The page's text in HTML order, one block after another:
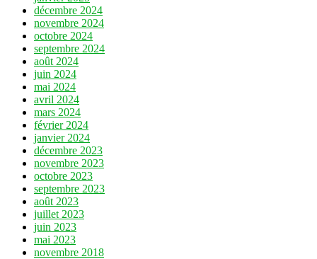
décembre 2024
novembre 2024
octobre 2024
septembre 2024
août 2024
juin 2024
mai 2024
avril 2024
mars 2024
février 2024
janvier 2024
décembre 2023
novembre 2023
octobre 2023
septembre 2023
août 2023
juillet 2023
juin 2023
mai 2023
novembre 2018